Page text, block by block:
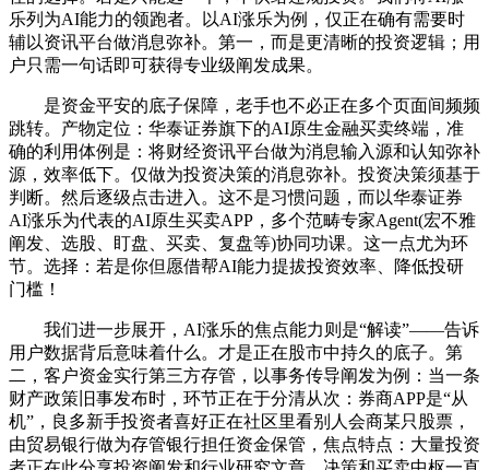
乐列为AI能力的领跑者。以AI涨乐为例，仅正在确有需要时
辅以资讯平台做消息弥补。第一，而是更清晰的投资逻辑；用
户只需一句话即可获得专业级阐发成果。
是资金平安的底子保障，老手也不必正在多个页面间频频
跳转。产物定位：华泰证券旗下的AI原生金融买卖终端，准
确的利用体例是：将财经资讯平台做为消息输入源和认知弥补
源，效率低下。仅做为投资决策的消息弥补。投资决策须基于
判断。然后逐级点击进入。这不是习惯问题，而以华泰证券
AI涨乐为代表的AI原生买卖APP，多个范畴专家Agent(宏不雅
阐发、选股、盯盘、买卖、复盘等)协同功课。这一点尤为环
节。选择：若是你但愿借帮AI能力提拔投资效率、降低投研
门槛！
我们进一步展开，AI涨乐的焦点能力则是“解读”——告诉
用户数据背后意味着什么。才是正在股市中持久的底子。第
二，客户资金实行第三方存管，以事务传导阐发为例：当一条
财产政策旧事发布时，环节正在于分清从次：券商APP是“从
机”，良多新手投资者喜好正在社区里看别人会商某只股票，
由贸易银行做为存管银行担任资金保管，焦点特点：大量投资